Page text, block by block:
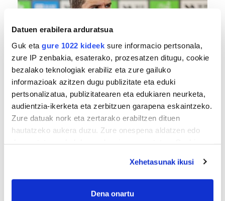
Datuen erabilera arduratsua
Guk eta gure 1022 kideek sure informacio pertsonala,
zure IP zenbakia, esaterako, prozesatzen ditugu, cookie
bezalako teknologiak erabiliz eta zure gailuko
informazioak azitzen dugu publizitate eta eduki
pertsonalizatua, publizitatearen eta edukiaren neurketa,
audientzia-ikerketa eta zerbitzuen garapena eskaintzeko.
Zure datuak nork eta zertarako erabiltzen dituen
hautatzeko aukera duzu. Zure onespena aldatzen edo
If you allow, we would also like to:
Collect information about your geographical
Xehetasunak ikusi
Dena onartu
TXIRRINDULARITZA
«Entrenatzen duzun bideetan lehiatzeak
gehiago motibatzen zaitu»